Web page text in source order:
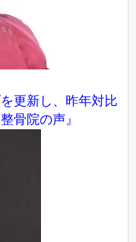
更新し、昨年対比
骨院の声』